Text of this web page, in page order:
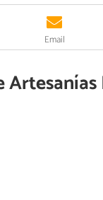
Email
Artesanías